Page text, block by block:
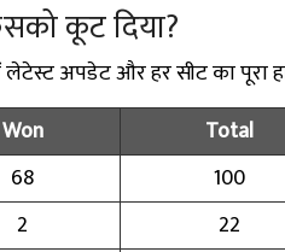
कूट दिया?
लेटेस्ट अपडेट और हर सीट का पूरा
Won
Total
68
100
2
22